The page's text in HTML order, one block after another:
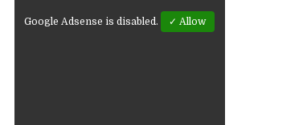
Google Adsense is disabled. ✓ Allow